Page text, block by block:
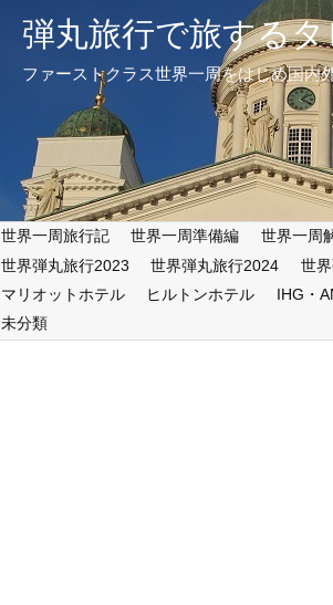
弾丸旅行で旅する
ファーストクラス世界一周をはじめ国内
世界一周旅行記 世界一周準備編
世界一周
世界弾丸旅行2023
世界弾丸旅行2024
世
マリオットホテル
ヒルトンホテル
IHG・
未分類